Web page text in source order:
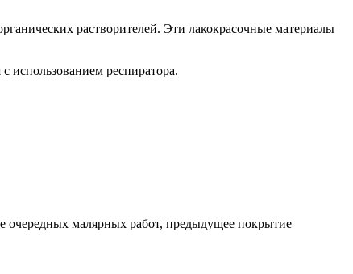
растворителей. Эти лакокрасочные материалы
использованием респиратора.
очередных малярных работ, предыдущее покрытие